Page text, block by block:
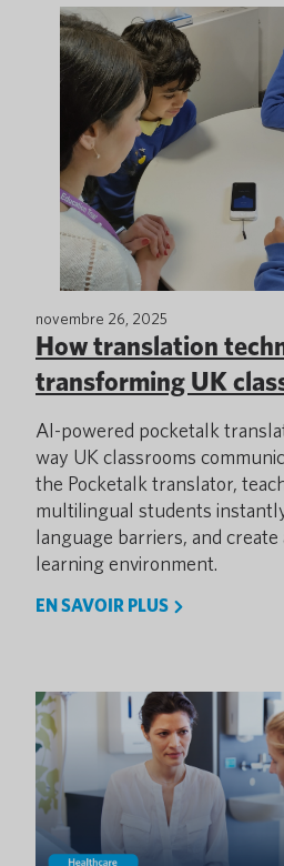
novembre 26, 2025
How translation
transforming UK
AI-powered pocketalk
way UK classrooms
the Pocketalk translator,
multilingual students
language barriers, and create
learning environment.
EN SAVOIR PLUS